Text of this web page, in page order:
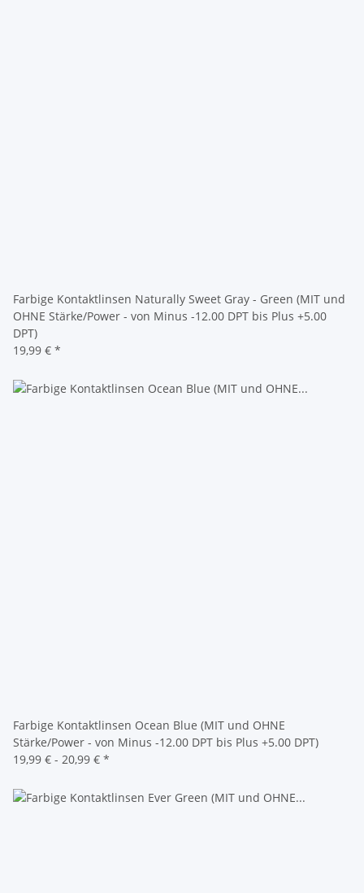
Farbige Kontaktlinsen Naturally Sweet Gray - Green (MIT und
OHNE Stärke/Power - von Minus -12.00 DPT bis Plus +5.00
DPT)
19,99 € *
Farbige Kontaktlinsen Ocean Blue (MIT und OHNE
Stärke/Power - von Minus -12.00 DPT bis Plus +5.00 DPT)
19,99 € - 20,99 € *